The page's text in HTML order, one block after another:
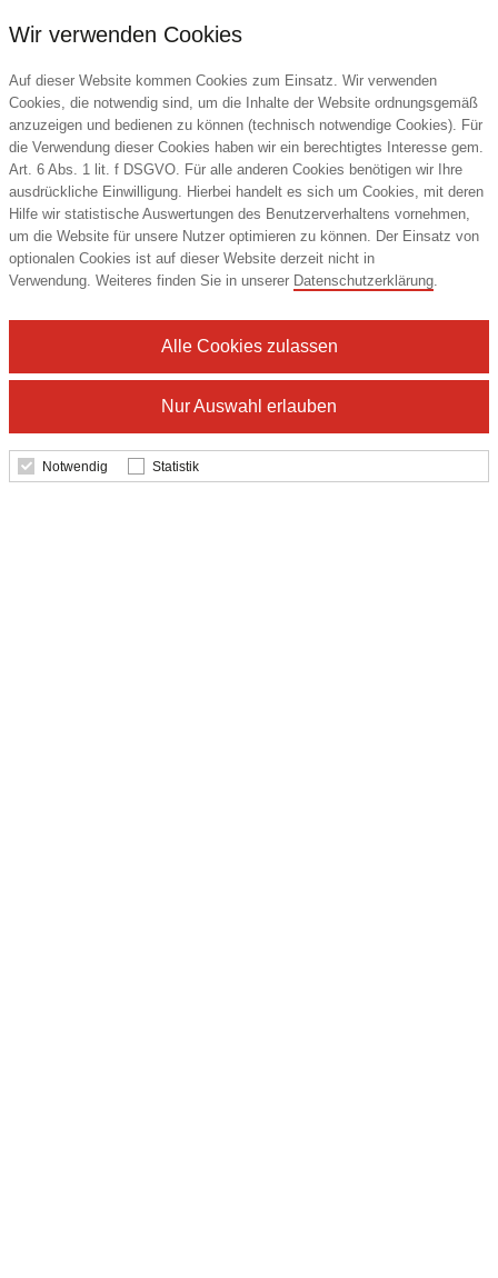
Brickstone Damen Softshelljacke, 340
gr/m²
bri
26,41 €
Details
Wir verwenden Cookies
Auf dieser Website kommen Cookies zum Einsatz. Wir verwenden
Cookies, die notwendig sind, um die Inhalte der Website ordnungsgemäß
anzuzeigen und bedienen zu können (technisch notwendige Cookies). Für
die Verwendung dieser Cookies haben wir ein berechtigtes Interesse gem.
Art. 6 Abs. 1 lit. f DSGVO. Für alle anderen Cookies benötigen wir Ihre
ausdrückliche Einwilligung. Hierbei handelt es sich um Cookies, mit deren
Hilfe wir statistische Auswertungen des Benutzerverhaltens vornehmen,
um die Website für unsere Nutzer optimieren zu können. Der Einsatz von
optionalen Cookies ist auf dieser Website derzeit nicht in
Verwendung. Weiteres finden Sie in unserer Datenschutzerklärung.
Nur Auswahl erlauben
Alle Cookies zulassen
Notwendig Statistik